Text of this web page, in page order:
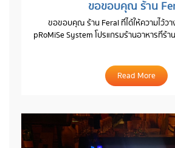
ขอขอบคุณ ร้าน
ขอขอบคุณ ร้าน Feral ที่ได้ให้ความไว้วา
pRoMiSe System โปรแกรมร้านอาหารที่ร้า
Read More